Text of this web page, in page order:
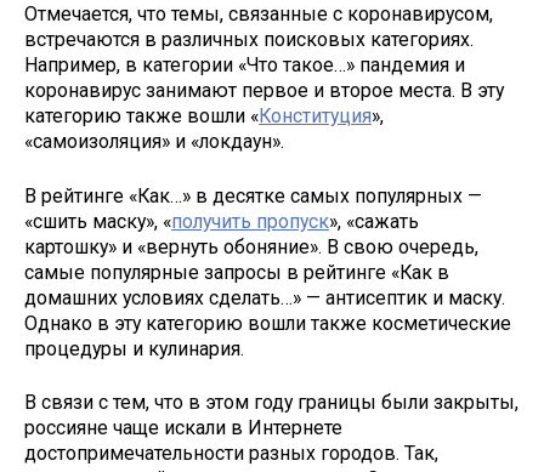
Отмечается, что темы, связанные с коронавирусом,
встречаются в различных поисковых категориях.
Например, в категории «Что такое…» пандемия и
коронавирус занимают первое и второе места. В эту
категорию также вошли «Конституция»,
«самоизоляция» и «локдаун».
В рейтинге «Как…» в десятке самых популярных —
«сшить маску», «получить пропуск», «сажать
картошку» и «вернуть обоняние». В свою очередь,
самые популярные запросы в рейтинге «Как в
домашних условиях сделать…» — антисептик и маску.
Однако в эту категорию вошли также косметические
процедуры и кулинария.
В связи с тем, что в этом году границы были закрыты,
россияне чаще искали в Интернете
достопримечательности разных городов. Так,